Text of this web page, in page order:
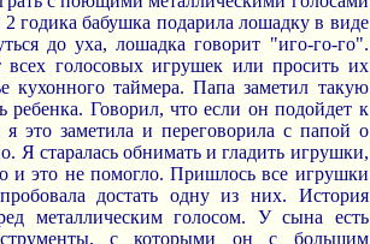
годика бабушка подарила лошадку в виде
до уха, лошадка говорит "иго-го-го".
всех голосовых игрушек или просить их
кухонного таймера. Папа заметил такую
ребенка. Говорил, что если он подойдет к
это заметила и переговорила с папой о
Я старалась обнимать и гладить игрушки,
и это не помогло. Пришлось все игрушки
достать одну из них. История
металлическим голосом. У сына есть
с которыми он с большим